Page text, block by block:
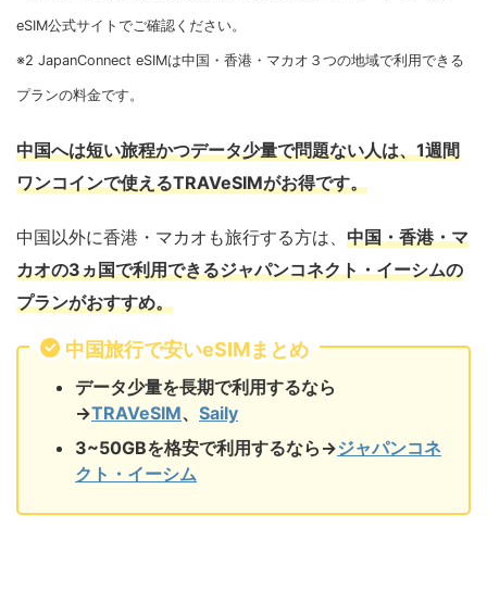
eSIM公式サイトでご確認ください。
※2 JapanConnect eSIMは中国・香港・マカオ３つの地域で利用できる
プランの料金です。
中国へは短い旅程かつデータ少量で問題ない人は、1週間
ワンコインで使えるTRAVeSIMがお得です。
中国以外に香港・マカオも旅行する方は、 中国・香港・マ
カオの3ヵ国で利用できるジャパンコネクト・イーシムの
プランがおすすめ。
中国旅行で安いeSIMまとめ
データ少量を長期で利用するなら
→TRAVeSIM、 Saily
3~50GBを格安で利用するなら→ジャパンコネ
クト・イーシム